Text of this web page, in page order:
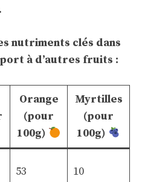
nutriments clés dans
à d’autres fruits :
Orange
(pour
100g)
Myrtilles
(pour
100g)
53 10